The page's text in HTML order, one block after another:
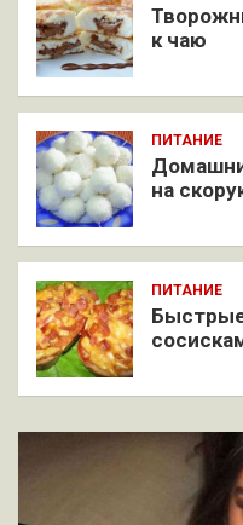
к чаю
ПИТАНИЕ
на
ПИТАНИЕ